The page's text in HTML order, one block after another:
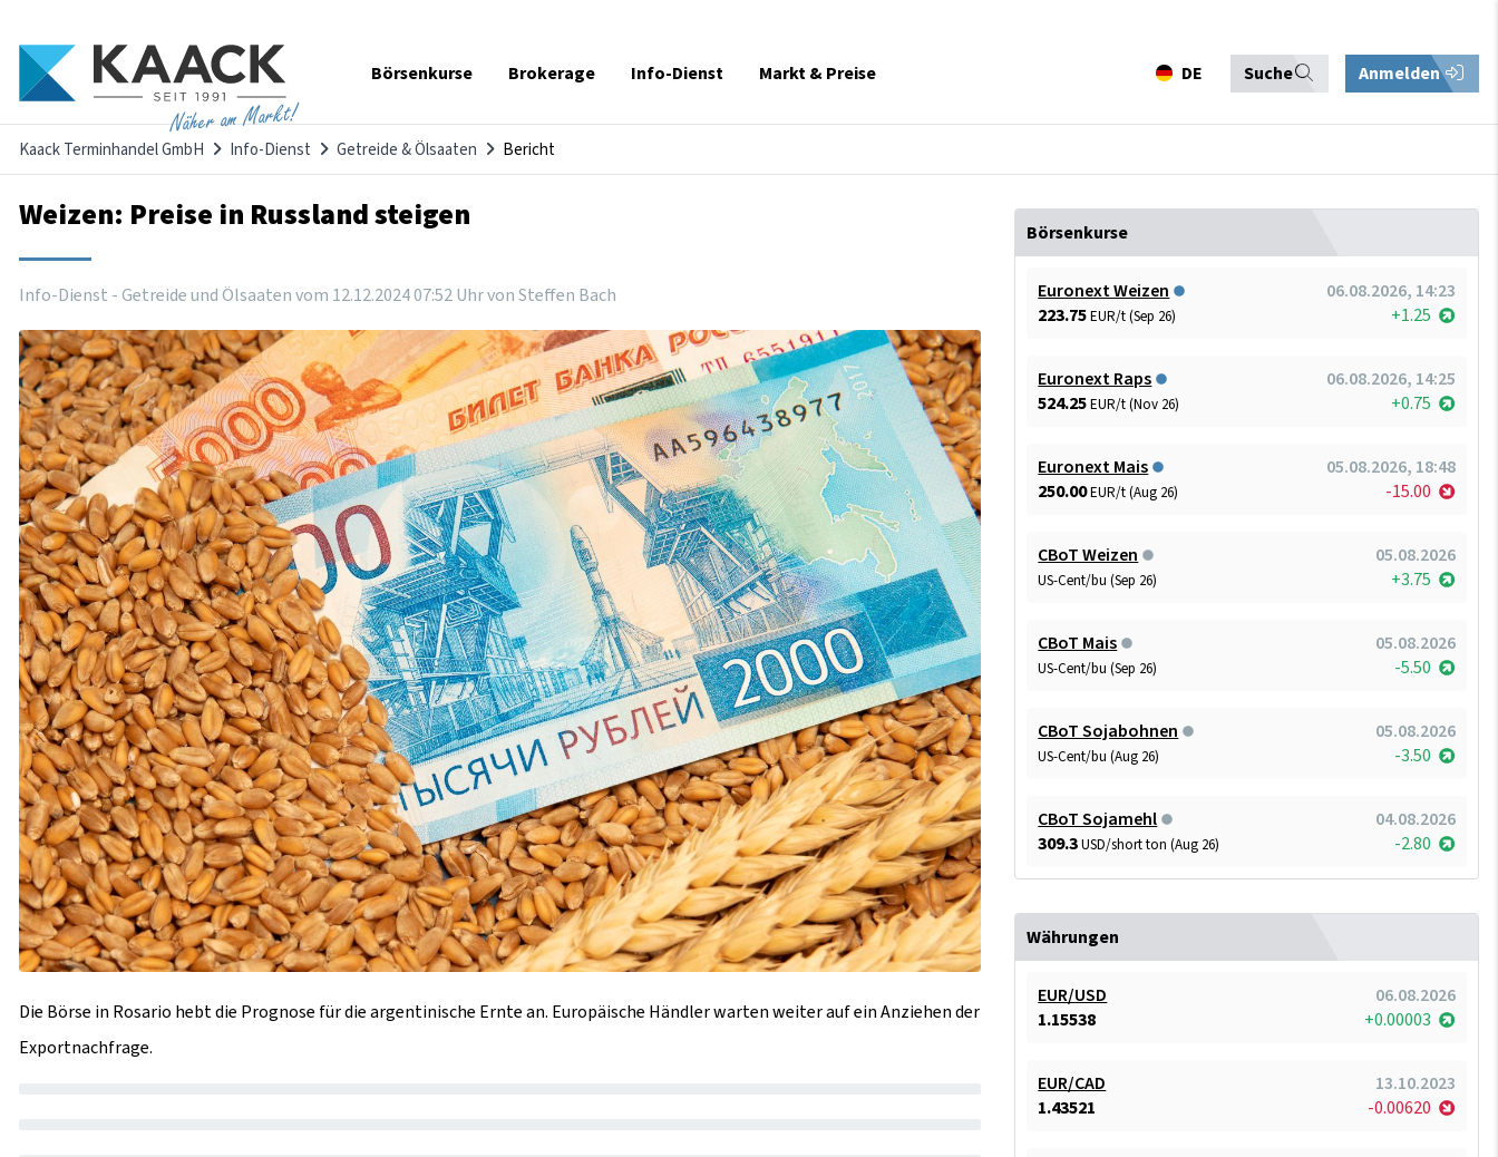
Näher am Markt!
Navigation
Börsenkurse Brokerage Info-Dienst Markt & Preise DE Suche Anmelden
Kaack Terminhandel GmbH Info-Dienst Getreide & Ölsaaten Bericht
Weizen: Preise in Russland steigen
Info-Dienst - Getreide und Ölsaaten vom 12.12.202407:52Uhrvon Steffen Bach
Die Börse in Rosario hebt die Prognose für die argentinische Ernte an. Europäische Händler warten weiter auf ein Anziehen der
Exportnachfrage.
Börsenkurse
Euronext Weizen
06.08.2026, 14:23
223.75EUR/t (Sep 26) +1.25
Euronext Raps
06.08.2026, 14:25
524.25EUR/t (Nov 26) +0.75
Euronext Mais
05.08.2026, 18:48
250.00EUR/t (Aug 26) -15.00
CBoT Weizen 05.08.2026
US-Cent/bu (Sep 26) +3.75
CBoT Mais 05.08.2026
US-Cent/bu (Sep 26) -5.50
CBoT Sojabohnen 05.08.2026
US-Cent/bu (Aug 26) -3.50
CBoT Sojamehl
04.08.2026
309.3USD/short ton (Aug 26) -2.80
Währungen
EUR/USD
06.08.2026
1.15538
+0.00003
EUR/CAD
13.10.2023
1.43521
-0.00620